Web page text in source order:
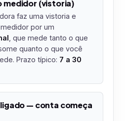
medidor (vistoria)
faz uma vistoria e
por um
, que mede tanto o que
quanto o que você
Prazo típico: 7 a 30
— conta começa